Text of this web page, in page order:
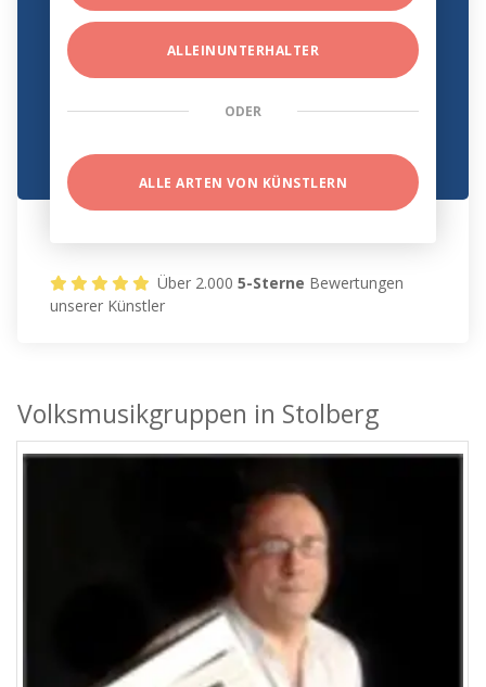
ALLEINUNTERHALTER
ODER
ALLE ARTEN VON KÜNSTLERN
Über 2.0005-Sterne Bewertungen
unserer Künstler
Volksmusikgruppen in Stolberg